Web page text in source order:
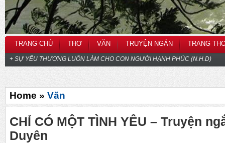
TRANG CHỦ THƠ VĂN TRUYỆN NGẮN TRANG
+ SỰ YÊU THƯƠNG LUÔN LÀM CHO CON NGƯỜI HẠNH PHÚC (N.H.D)
Home » Văn
CHỈ CÓ MỘT TÌNH YÊU – Truyện
Duyên